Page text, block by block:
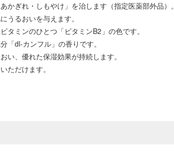
かぎれ・しもやけ」を治します（指定医薬部外品）。
うるおいを与えます。
タミンのひとつ「ビタミンB2」の色です。
「dl-カンフル」の香りです。
い、優れた保湿効果が持続します。
ただけます。